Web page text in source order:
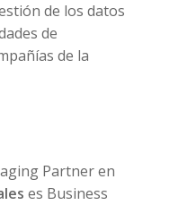
de los datos
de
de la
Partner en
es Business